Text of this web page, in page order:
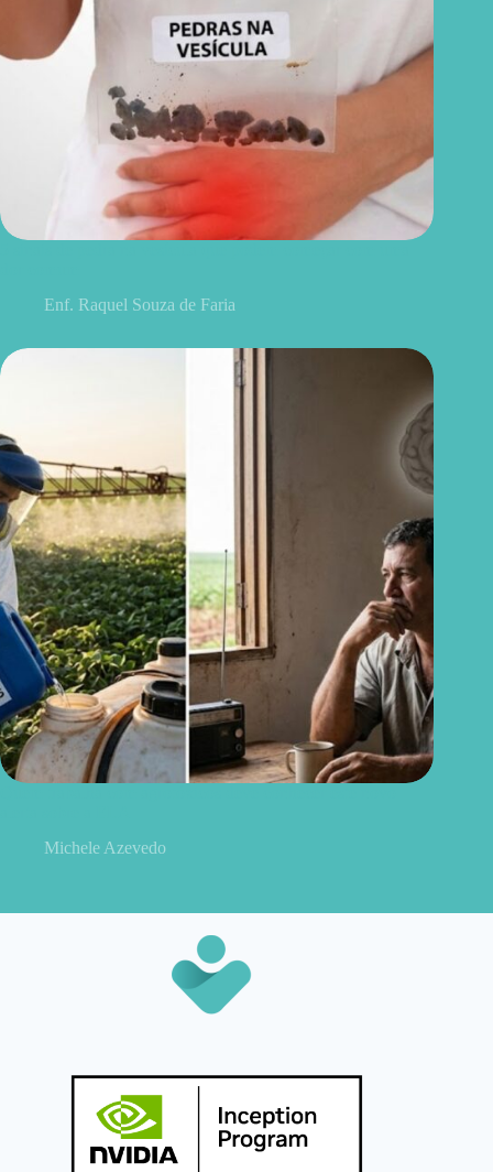
Enf. Raquel Souza de Faria
Michele Azevedo